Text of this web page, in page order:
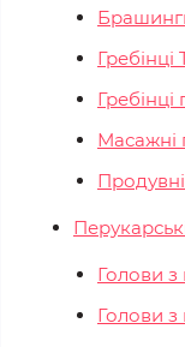
Масажні
Продувні
Голови
Голови